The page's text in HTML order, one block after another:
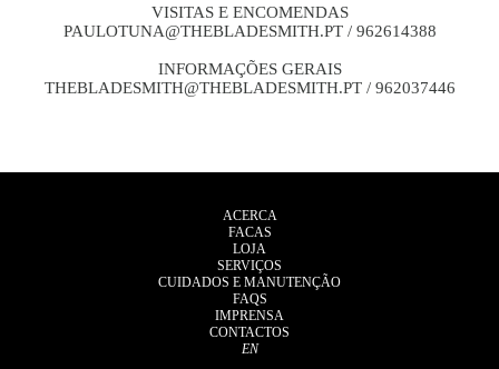
VISITAS E ENCOMENDAS
PAULOTUNA@THEBLADESMITH.PT/ 962614388
INFORMAÇÕES GERAIS
THEBLADESMITH@THEBLADESMITH.PT/ 962037446
ACERCA
FACAS
LOJA
SERVIÇOS
CUIDADOS E MANUTENÇÃO
FAQS
IMPRENSA
CONTACTOS
EN